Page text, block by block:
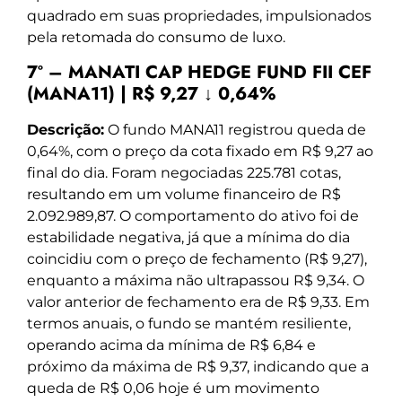
quadrado em suas propriedades, impulsionados
pela retomada do consumo de luxo.
7º – MANATI CAP HEDGE FUND FII CEF
(MANA11) | R$ 9,27 ↓ 0,64%
Descrição: O fundo MANA11 registrou queda de
0,64%, com o preço da cota fixado em R$ 9,27 ao
final do dia. Foram negociadas 225.781 cotas,
resultando em um volume financeiro de R$
2.092.989,87. O comportamento do ativo foi de
estabilidade negativa, já que a mínima do dia
coincidiu com o preço de fechamento (R$ 9,27),
enquanto a máxima não ultrapassou R$ 9,34. O
valor anterior de fechamento era de R$ 9,33. Em
termos anuais, o fundo se mantém resiliente,
operando acima da mínima de R$ 6,84 e
próximo da máxima de R$ 9,37, indicando que a
queda de R$ 0,06 hoje é um movimento